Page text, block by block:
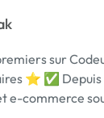
sur
je crée
e-commerce